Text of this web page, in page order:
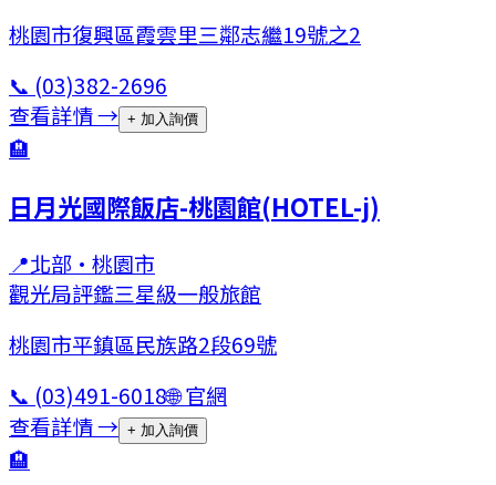
桃園市復興區霞雲里三鄰志繼19號之2
📞 (03)382-2696
查看詳情 → + 加入詢價
🏨
日月光國際飯店-桃園館(HOTEL-j)
📍北部 · 桃園市
觀光局評鑑三星級一般旅館
桃園市平鎮區民族路2段69號
📞 (03)491-6018🌐 官網
查看詳情 → + 加入詢價
🏨